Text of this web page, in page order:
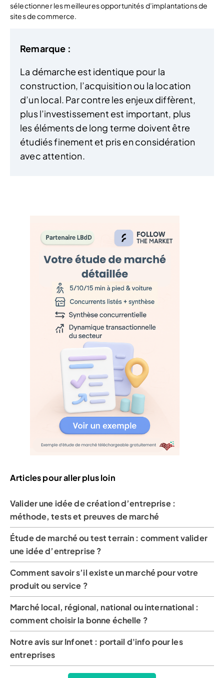
sélectionner les meilleures opportunités d’implantations de
sites de commerce.
Remarque :
La démarche est identique pour la
construction, l’acquisition ou la location
d’un local. Par contre les enjeux diffèrent,
plus l’investissement est important, plus
les éléments de long terme doivent être
étudiés finement et pris en considération
avec attention.
Articles pour aller plus loin
Valider une idée de création d’entreprise :
méthode, tests et preuves de marché
Étude de marché ou test terrain : comment valider
une idée d’entreprise ?
Comment savoir s’il existe un marché pour votre
produit ou service ?
Marché local, régional, national ou international :
comment choisir la bonne échelle ?
Notre avis sur Infonet : portail d'info pour les
entreprises